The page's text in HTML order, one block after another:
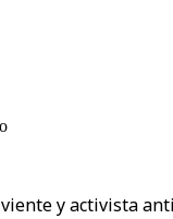
y activista